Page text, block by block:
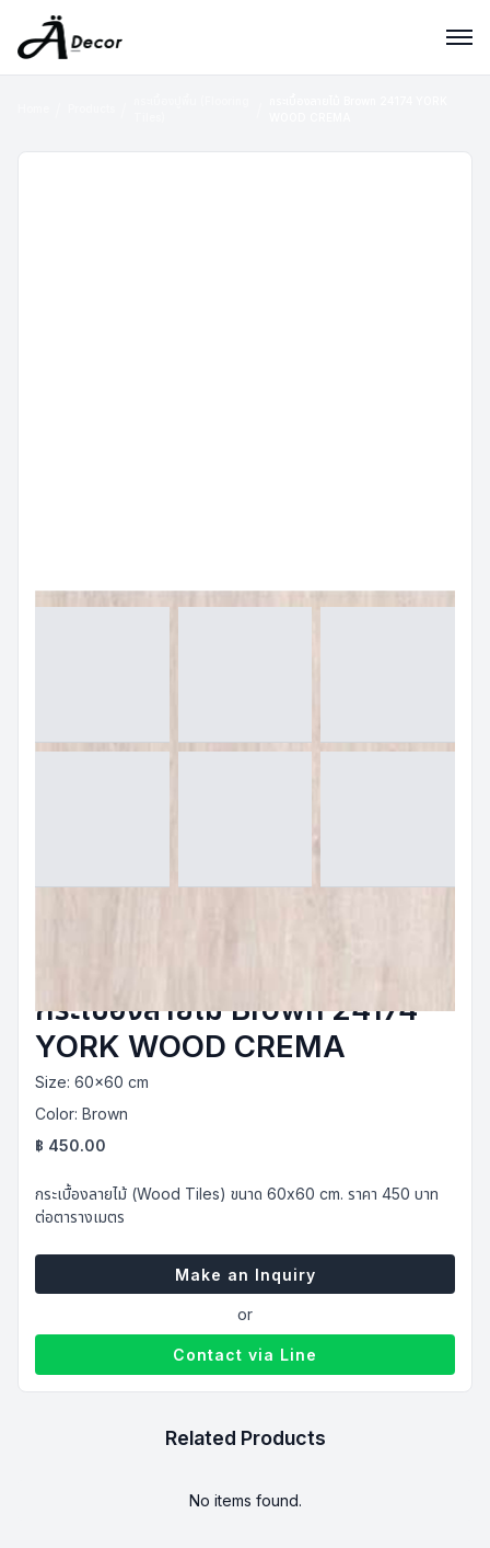
กระเบื้องลายไม้ Brown 24174
YORK WOOD CREMA
Size: 60x60 cm
Color: Brown
฿ 450.00
กระเบื้องลายไม้ (Wood Tiles) ขนาด 60x60 cm. ราคา 450 บาท
ต่อตารางเมตร
Make an Inquiry
or
Contact via Line
Related Products
No items found.